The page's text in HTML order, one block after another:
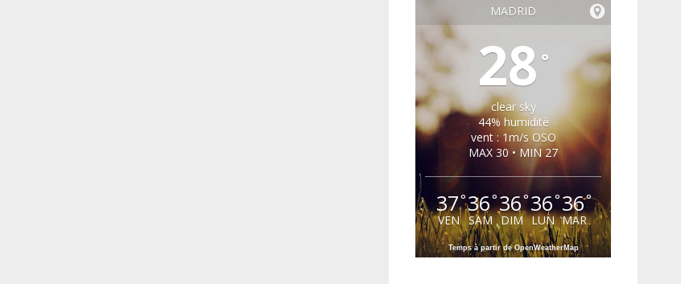
MADRID
28 °
clear sky
44% humidité
vent : 1m/s OSO
MAX 30 • MIN 27
37°
VEN
36°
SAM
36°
DIM
36°
LUN
36°
MAR
Temps à partir de OpenWeatherMap